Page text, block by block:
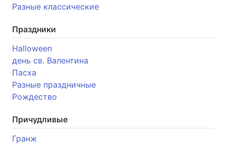
Разные классические
Праздники
Halloween
день св. Валентина
Пасха
Разные праздничные
Рождество
Причудливые
Гранж